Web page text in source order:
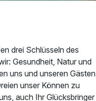
drei Schlüsseln des
Gesundheit, Natur und
uns und unseren Gästen
unser Können zu
auch Ihr Glücksbringer